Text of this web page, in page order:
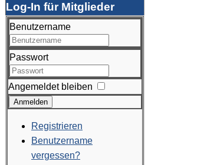
Log-In für Mitglieder
Benutzername
Passwort
Angemeldet bleiben
Anmelden
Registrieren
Benutzername
vergessen?